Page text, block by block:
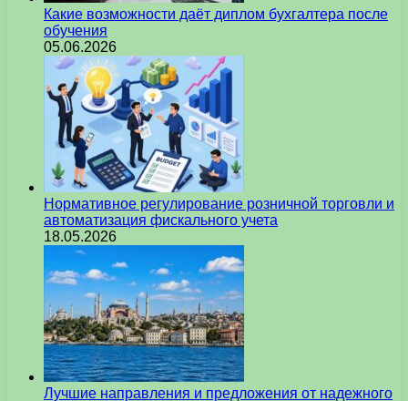
Какие возможности даёт диплом бухгалтера после
обучения
05.06.2026
Нормативное регулирование розничной торговли и
автоматизация фискального учета
18.05.2026
Лучшие направления и предложения от надежного